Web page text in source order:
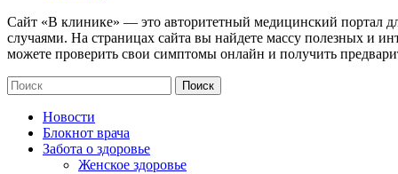
Сайт «В клинике» — это авторитетный медицинский портал
случаями. На страницах сайта вы найдете массу полезных и
можете проверить свои симптомы онлайн и получить
Новости
Блокнот врача
Забота о здоровье
Женское здоровье